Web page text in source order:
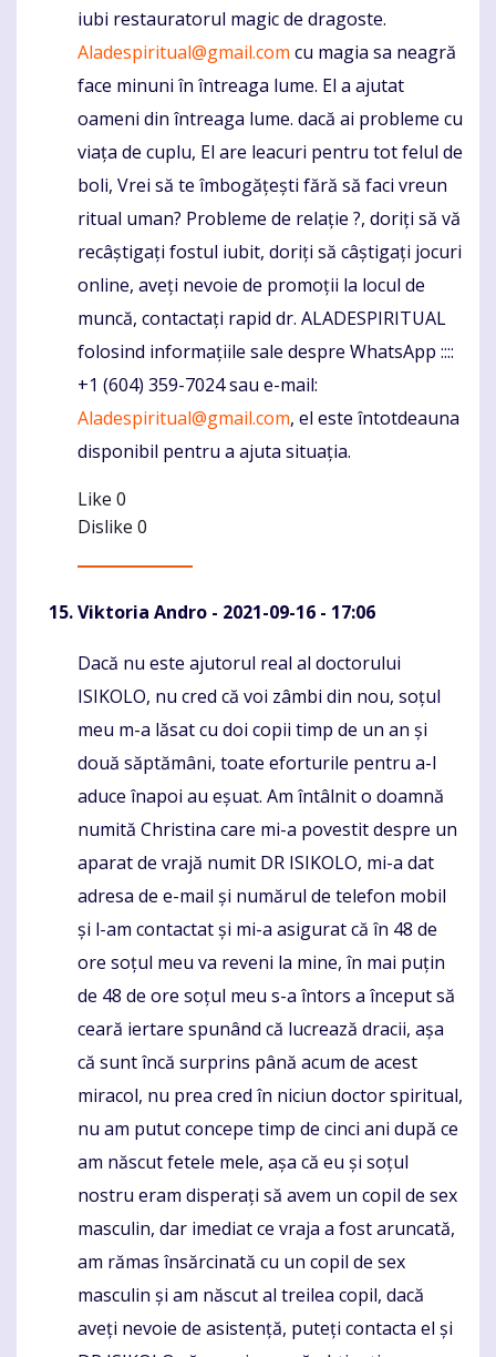
iubi restauratorul magic de dragoste.
Aladespiritual@gmail.com cu magia sa neagră
face minuni în întreaga lume. El a ajutat
oameni din întreaga lume. dacă ai probleme cu
viața de cuplu, El are leacuri pentru tot felul de
boli, Vrei să te îmbogățești fără să faci vreun
ritual uman? Probleme de relație ?, doriți să vă
recâștigați fostul iubit, doriți să câștigați jocuri
online, aveți nevoie de promoții la locul de
muncă, contactați rapid dr. ALADESPIRITUAL
folosind informațiile sale despre WhatsApp ::::
+1 (604) 359-7024 sau e-mail:
Aladespiritual@gmail.com, el este întotdeauna
disponibil pentru a ajuta situația.
Like 0
Dislike 0
Viktoria Andro - 2021-09-16 - 17:06
Komentaras
Dacă nu este ajutorul real al doctorului
ISIKOLO, nu cred că voi zâmbi din nou, soțul
meu m-a lăsat cu doi copii timp de un an și
două săptămâni, toate eforturile pentru a-l
aduce înapoi au eșuat. Am întâlnit o doamnă
numită Christina care mi-a povestit despre un
aparat de vrajă numit DR ISIKOLO, mi-a dat
adresa de e-mail și numărul de telefon mobil
și l-am contactat și mi-a asigurat că în 48 de
ore soțul meu va reveni la mine, în mai puțin
de 48 de ore soțul meu s-a întors a început să
ceară iertare spunând că lucrează dracii, așa
că sunt încă surprins până acum de acest
miracol, nu prea cred în niciun doctor spiritual,
nu am putut concepe timp de cinci ani după ce
am născut fetele mele, așa că eu și soțul
nostru eram disperați să avem un copil de sex
masculin, dar imediat ce vraja a fost aruncată,
am rămas însărcinată cu un copil de sex
masculin și am născut al treilea copil, dacă
aveți nevoie de asistență, puteți contacta el și